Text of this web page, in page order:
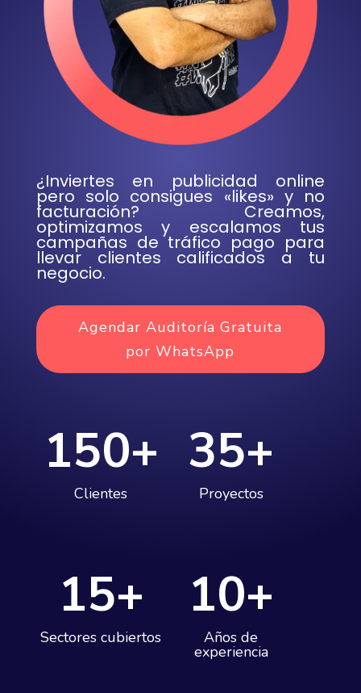
¿Inviertes en publicidad online
pero solo consigues «likes» y no
facturación? Creamos,
optimizamos y escalamos tus
campañas de tráfico pago para
llevar clientes calificados a tu
negocio.
Agendar Auditoría Gratuita
por WhatsApp
150+
Clientes
35+
Proyectos
15+
Sectores cubiertos
10+
Años de
experiencia